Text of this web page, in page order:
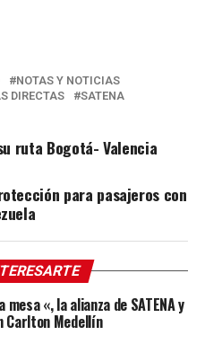
NOTAS Y NOTICIAS
DIRECTAS SATENA
ruta Bogotá- Valencia
para pasajeros con
mesa «, la alianza de SATENA y
Carlton Medellín